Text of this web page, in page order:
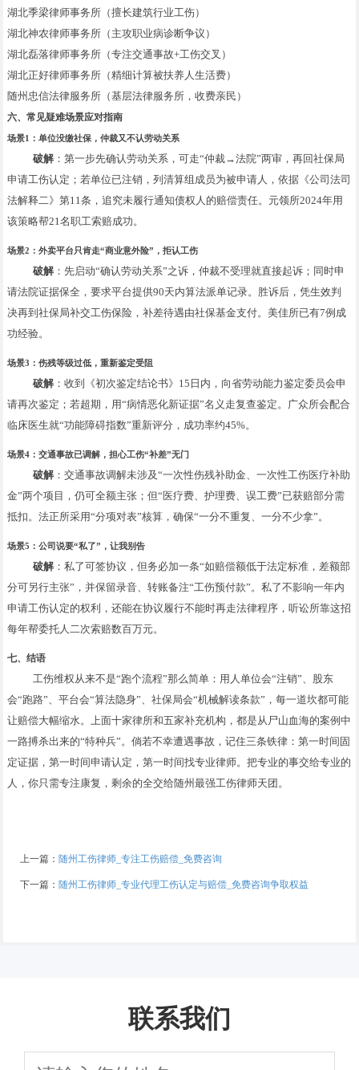
湖北季梁律师事务所（擅长建筑行业工伤）
湖北神农律师事务所（主攻职业病诊断争议）
湖北磊落律师事务所（专注交通事故+工伤交叉）
湖北正好律师事务所（精细计算被扶养人生活费）
随州忠信法律服务所（基层法律服务所，收费亲民）
六、常见疑难场景应对指南
场景1：单位没缴社保，仲裁又不认劳动关系
破解 ：第一步先确认劳动关系，可走“仲裁→法院”两审，再回社保局
申请工伤认定；若单位已注销，列清算组成员为被申请人，依据《公司法司
法解释二》第11条，追究未履行通知债权人的赔偿责任。元领所2024年用
该策略帮21名职工索赔成功。
场景2：外卖平台只肯走“商业意外险”，拒认工伤
破解 ：先启动“确认劳动关系”之诉，仲裁不受理就直接起诉；同时申
请法院证据保全，要求平台提供90天内算法派单记录。胜诉后，凭生效判
决再到社保局补交工伤保险，补差待遇由社保基金支付。美佳所已有7例成
功经验。
场景3：伤残等级过低，重新鉴定受阻
破解 ：收到《初次鉴定结论书》15日内，向省劳动能力鉴定委员会申
请再次鉴定；若超期，用“病情恶化新证据”名义走复查鉴定。广众所会配合
临床医生就“功能障碍指数”重新评分，成功率约45%。
场景4：交通事故已调解，担心工伤“补差”无门
破解 ：交通事故调解未涉及“一次性伤残补助金、一次性工伤医疗补助
金”两个项目，仍可全额主张；但“医疗费、护理费、误工费”已获赔部分需
抵扣。法正所采用“分项对表”核算，确保“一分不重复、一分不少拿”。
场景5：公司说要“私了”，让我别告
破解 ：私了可签协议，但务必加一条“如赔偿额低于法定标准，差额部
分可另行主张”，并保留录音、转账备注“工伤预付款”。私了不影响一年内
申请工伤认定的权利，还能在协议履行不能时再走法律程序，听讼所靠这招
每年帮委托人二次索赔数百万元。
七、结语
工伤维权从来不是“跑个流程”那么简单：用人单位会“注销”、股东
会“跑路”、平台会“算法隐身”、社保局会“机械解读条款”，每一道坎都可能
让赔偿大幅缩水。上面十家律所和五家补充机构，都是从尸山血海的案例中
一路搏杀出来的“特种兵”。倘若不幸遭遇事故，记住三条铁律：第一时间固
定证据，第一时间申请认定，第一时间找专业律师。把专业的事交给专业的
人，你只需专注康复，剩余的全交给随州最强工伤律师天团。
上一篇： 随州工伤律师_专注工伤赔偿_免费咨询
下一篇： 随州工伤律师_专业代理工伤认定与赔偿_免费咨询争取权益
联系我们